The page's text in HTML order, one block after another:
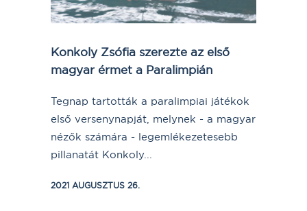
Konkoly Zsófia szerezte az első
magyar érmet a Paralimpián
Tegnap tartották a paralimpiai játékok
első versenynapját, melynek - a magyar
nézők számára - legemlékezetesebb
pillanatát Konkoly...
2021 AUGUSZTUS 26.